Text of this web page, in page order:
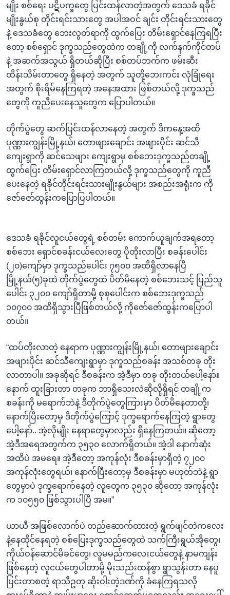
မျိုး စစ်ရေး ပဋိပက္ခတွေ ပြင်းထန်လာတဲ့အတွက် ဒေသခံ ရခိုင်
မျိုးနွယ်စု တိုင်းရင်းသားတွေ အပါအဝင် ချင်း တိုင်းရင်းသားတွေ
နဲ့ ဒေသခံတွေ ဘေးလွတ်ရာကို ထွက်ပြေး တိမ်းရှောင်နေကြရပြီး
တော့ စစ်ရှောင် ဒုက္ခသည်တွေထဲက တချို့ကို လက်နက်ကိုင်တပ်
နဲ့ အဆက်အသွယ် ရှိတယ်ဆိုပြီး စစ်တပ်ဘက်က ဖမ်းဆီး
ထိန်းသိမ်းတာတွေ ရှိနေတဲ့ အတွက် သူတို့ဘေးကင်း လုံခြုံရေး
အတွက် စိုးရိမ်နေကြရတဲ့ အနေအထား ဖြစ်တယ်လို့ ဒုက္ခသည်
တွေကို ကူညီပေးနေသူတွေက ပြောပါတယ်။
တိုက်ပွဲတွေ ဆက်ပြင်းထန်လာနေတဲ့ အတွက် ဒီကနေ့အထိ
ပုဏ္ဏားကျွန်းမြို့နယ်၊ တောဖျားချောင်း အဖျားပိုင်း ဆင်သီ
ကျေးရွာကို ဆင်သေဖျား ကျေးရွာမှ စစ်ဘေးဒုက္ခသည်တချို့
ထွက်ပြေး တိမ်းရှောင်လာကြတယ်လို့ ဒုက္ခသည်တွေကို ကူညီ
ပေးနေတဲ့ ရခိုင်တိုင်းရင်းသားမျိုးနွယ်များ အစည်းအရုံးက ကို
ဇော်ဇော်ထွန်းကပြောပြပါတယ်။
ဒေသခံ ရခိုင်လူငယ်တွေရဲ့ စစ်တမ်း ကောက်ယူချက်အရတော့
စစ်ဘေး ရှောင်စခန်းငယ်လေးတွေ ပိုတိုးလာပြီး စခန်းပေါင်း
(၂၀)ကျော်မှာ ဒုက္ခသည်ပေါင်း ၇၅၀၀ အထိရှိလာနေပြီ
မြို့နယ်(၅)ခုထဲ တိုက်ပွဲတွေထဲ ပိတ်မိနေတဲ့ စစ်ဘေးသင့် ပြည်သူ
ပေါင်း ၃၂၀၀ ကျော်ရှိတာမို့ စုစုပေါင်းက စစ်ဘေးဒုက္ခသည်
၁၀၇၀၀ အထိရှိသွားပြီဖြစ်တယ်လို့ ကိုဇော်ဇော်ထွန်းကပြောပါ
တယ်။
“ထပ်တိုးလာတဲ့ နေရာက ပုဏ္ဏားကျွန်းမြို့နယ်၊ တောဖျားချောင်း
အဖျားပိုင်း ဆင်သီကျေးရွာမှာ ဒုက္ခသည်စခန်း အသစ်တခု တိုး
လာတာပါ။ အခုဆိုရင် ဒီစခန်းက အဲ့ဒီမှာ တခု တိုးတယ်ပေါ့နော်။
နောက် ထူးခြားတာ တခုက ဘာရှိသေးလဲဆိုလို့ရှိရင် တချို့က
စခန်းကို မရောက်ဘဲနဲ့ ဒီတိုက်ပွဲတွေကြားမှာ ပိတ်မိနေတာတို့၊
နောက်ပြီးတော့မှ ဒီတိုက်ပွဲကြောင့် ဒုက္ခရောက်နေကြတဲ့ ရွာတွေ
ပေါ့နော်.. အဲ့လိုမျိုး နေရာတွေမှာလည်း ရှိနေကြတယ်။ ဆိုတော့
အဲ့ဒီအရေအတွက်က ၃၅၃၀ လောက်ရှိတယ်။ အဲ့ဒါ နောက်ဆုံး
အထိပဲ အမရေ။ အဲ့ဒီတော့ အကုန်လုံး ဒီစခန်းမှာရှိတဲ့ ၇၂၀၀
အကုန်လုံးတွေရယ်၊ နောက်ပြီးတော့မှ ဒီစခန်းမှာ မဟုတ်ဘဲနဲ့ ရွာ
တွေမှာပဲ ဒုက္ခရောက်နေတဲ့ လူတွေက ၃၅၃၀ ဆိုတော့ အကုန်လုံး
က ၁၀၅၅၀ ဖြစ်သွားပါပြီ အမ။”
ယာယီ အဖြစ်လောက်ပဲ တည်ဆောက်ထားတဲ့ ရွက်ဖျင်တဲကလေး
နဲ့နေထိုင်နေရတဲ့ စစ်ပြေးဒုက္ခသည်တွေထဲ သက်ကြီးရွယ်အိုတွေ၊
ကိုယ်ဝန်ဆောင်မိခင်တွေ၊ လူမမည်ကလေးငယ်တွေနဲ့ နာမကျန်း
ဖြစ်နေတဲ့ လူငယ်တွေပါတာမို့ မိုးသည်းထန်စွာ ရွာသွန်းတာ နေပူ
ပြင်းတာစတဲ့ ရာသီဥတု ဆိုးဝါးတဲ့ဒဏ်ကို ခံနေကြရသလို